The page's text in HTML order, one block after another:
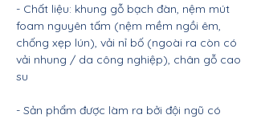
- Chất liệu: khung gỗ bạch đàn, nệm mút
foam nguyên tấm (nệm mềm ngồi êm,
chống xẹp lún), vải nỉ bố (ngoài ra còn có
vải nhung / da công nghiệp), chân gỗ cao
su
- Sản phẩm được làm ra bởi đội ngũ có